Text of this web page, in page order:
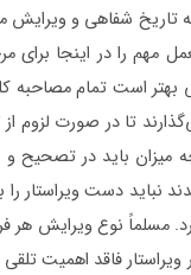
تاریخ شفاهی و
مهم را در اینجا برای
است تمام مصاحبه
تا در صورت
میزان باید در تصحیح
نباید دست ویراستار
مسلماً نوع ویرایش هر
فاقد اهمیت